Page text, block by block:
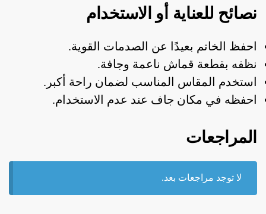
نصائح للعناية أو الاستخدام
احفظ الخاتم بعيدًا عن الصدمات القوية.
نظفه بقطعة قماش ناعمة وجافة.
استخدم المقاس المناسب لضمان راحة أكبر.
احفظه في مكان جاف عند عدم الاستخدام.
المراجعات
لا توجد مراجعات بعد.